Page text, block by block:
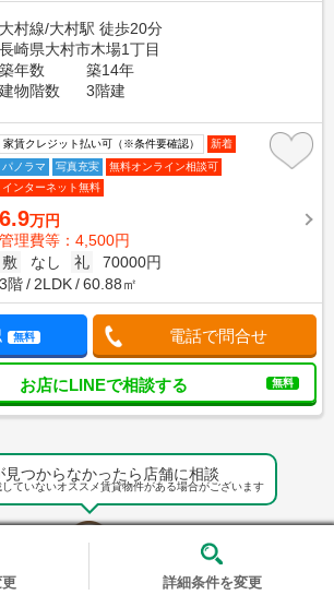
大村線/大村駅 徒歩20分
長崎県大村市木場1丁目
築年数
築14年
建物階数
3階建
家賃クレジット払い可（※条件要確認）
新着
パノラマ
写真充実
無料オンライン相談可
インターネット無料
6.9万円
管理費等：4,500円
敷
なし 礼
70000円
3階
2LDK 60.88㎡
無料 電話で問合せ
お店にLINEで相談する 無料
詳細条件を変更
見つからなかったら店舗に相談
していないオススメ賃貸物件がある場合がございます